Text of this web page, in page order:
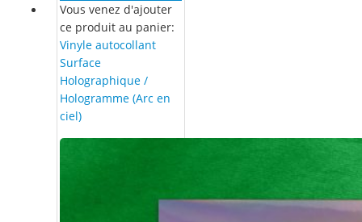
Vous venez d'ajouter
ce produit au panier:
Vinyle autocollant
Surface
Holographique /
Hologramme (Arc en
ciel)